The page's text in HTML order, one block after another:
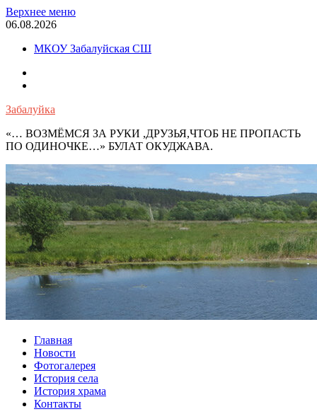
Перейти
к
Верхнее меню
06.08.2026
МКОУ Забалуйская СШ
Забалуйка
«… ВОЗМЁМСЯ ЗА РУКИ ,ДРУЗЬЯ,ЧТОБ НЕ ПРОПАСТЬ
ПО ОДИНОЧКЕ…» БУЛАТ ОКУДЖАВА.
Главная
Новости
Фотогалерея
История села
История храма
Контакты